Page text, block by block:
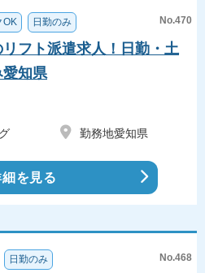
OK 日勤のみ No.470
フト派遣求人！日勤・土
愛知県
勤務地愛知県
を見る
日勤のみ No.468